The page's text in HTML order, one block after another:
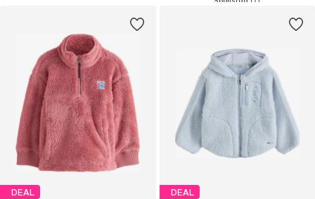
DEAL DEAL